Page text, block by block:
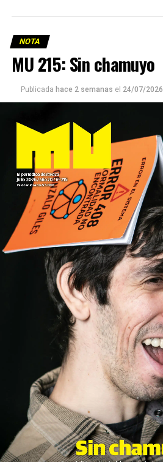
NOTA
MU 215: Sin chamuyo
Publicada hace 2 semanas el 24/07/2026